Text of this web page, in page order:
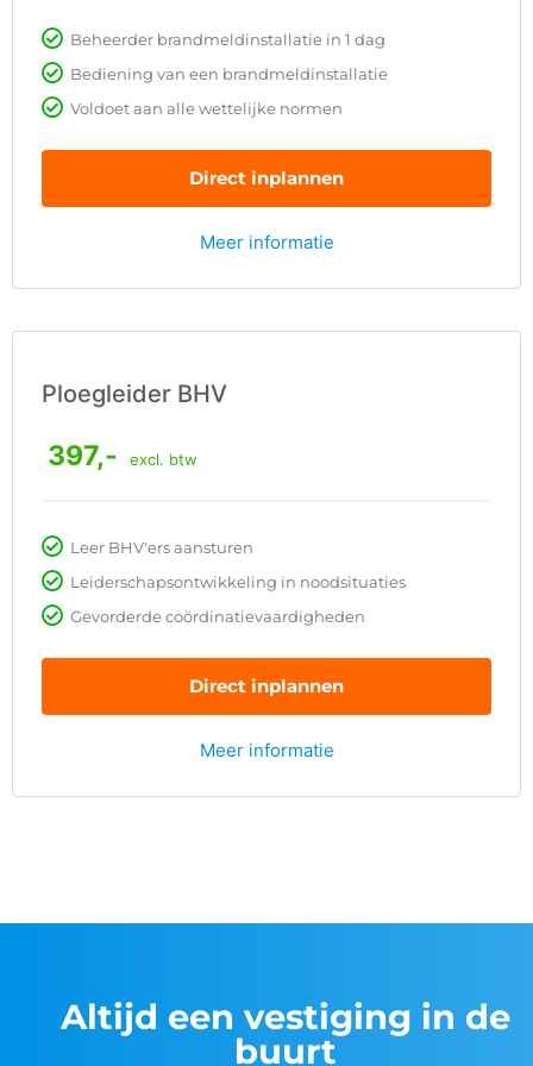
Beheerder brandmeldinstallatie in 1 dag
Bediening van een brandmeldinstallatie
Voldoet aan alle wettelijke normen
Direct inplannen
Meer informatie
Ploegleider BHV
397,- excl. btw
Leer BHV'ers aansturen
Leiderschapsontwikkeling in noodsituaties
Gevorderde coördinatievaardigheden
Direct inplannen
Meer informatie
Altijd een vestiging in de
buurt